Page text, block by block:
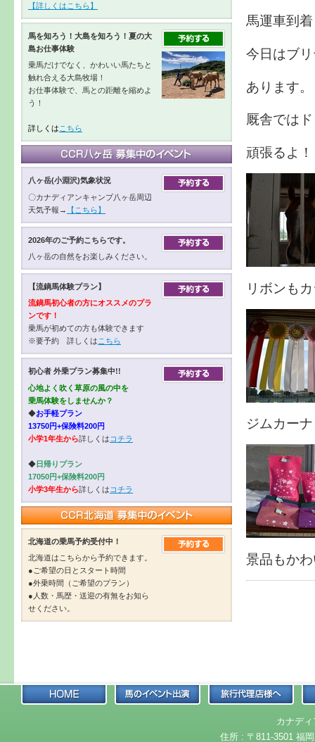
馬運車到
今日はブ
あります。
厩舎では
頑張るよ
リボンも
ジムカー
景品もか
【詳しくはこちら】
馬を知ろう！大島を知ろう！夏の大
島お仕事体験
乗馬だけでなく、かわいい馬たちと
触れ合える大島牧場！
お仕事体験で、馬との距離を縮めよ
う！
詳しくは こちら
八ヶ岳(小淵沢)気象状況
〇カナディアンキャンプ八ヶ岳周辺
天気予報→
【こちら】
2026年のご予約こちらです。
八ヶ岳の自然をお楽しみください。
【流鏑馬体験プラン】
流鏑馬初心者の方にオススメのプラ
ンです！
乗馬が初めての方も体験できます
※要予約 詳しくは こちら
初心者 外乗プラン募集中!!
心地よく吹く草原の風の中を
乗馬体験をしませんか？
◆お手軽プラン
13750円+保険料200円
小学1年生から詳しくは コチラ
◆日帰りプラン
17050円+保険料200円
小学3年生から詳しくは コチラ
北海道の乗馬予約受付中！
北海道はこちらから予約できます。
●ご希望の日とスタート時間
●外乗時間（ご希望のプラン）
●人数・馬歴・送迎の有無をお知ら
せください。
カナデ
住所 : 〒811-3501 福